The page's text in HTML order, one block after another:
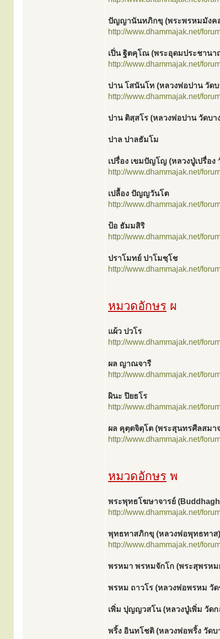
ปัญญานันทภิกขุ (พระพรหมมังค
http://www.dhammajak.net/
เปิ่น ฐิตคุโณ (พระอุดมประชานา
http://www.dhammajak.net/
ปาน โสนันโท (หลวงพ่อปาน วัด
http://www.dhammajak.net/
ปาน ติสฺสโร (หลวงพ่อปาน วัดบา
ปาล ปาลธัมโม
เปรื่อง เขมปัญโญ (หลวงปู่เปรื่อง
http://www.dhammajak.net/
เปลื้อง ปัญญวันโต
http://www.dhammajak.net/
ป้อ ธัมมสิริ
http://www.dhammajak.net/
ปราโมทย์ ปาโมชฺโช
http://www.dhammajak.net/
หมวดอักษร ผ
แผ้ว ปวโร
http://www.dhammajak.net/
ผล ญาณจารี
http://www.dhammajak.net/
ผินะ ปิยธโร
http://www.dhammajak.net/
ผล คุตฺตจิตฺโต (พระสุนทรศีลสมา
http://www.dhammajak.net/
หมวดอักษร พ
พระพุทธโฆษาจารย์
http://www.dhammajak.net/
พุทธทาสภิกขุ (หลวงพ่อพุทธทาส)
http://www.dhammajak.net/
พรหมา พรหมจักโก (พระสุพรหม
พรหม ถาวโร (หลวงพ่อพรหม วั
เพิ่ม ปุญญวสโน (หลวงปู่เพิ่ม วัดก
พริ้ง อินทโชติ (หลวงพ่อพริ้ง วัดบ